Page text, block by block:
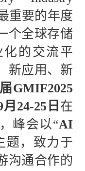
重要的年度
个全球存储
的交流平
新应用、新
GMIF2025
24-25日 在
峰会以“AI
题，致力于
沟通合作的